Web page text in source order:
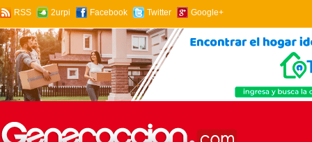
RSS 2urpi Facebook Twitter Google+